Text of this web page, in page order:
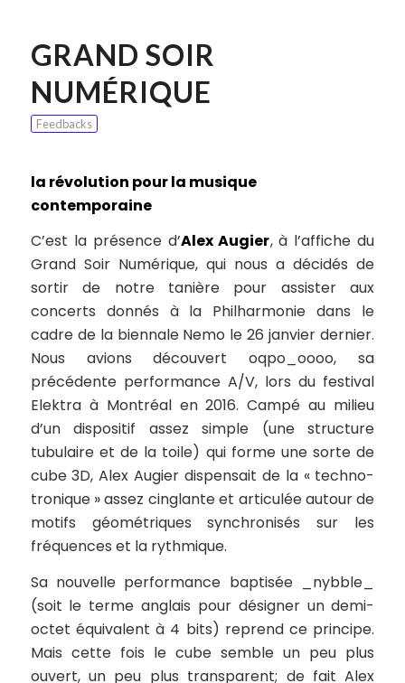
GRAND SOIR
NUMÉRIQUE
Feedbacks
la révolution pour la musique
contemporaine
C’est la présence d’Alex Augier, à l’affiche du
Grand Soir Numérique,qui nous a décidés de
sortir de notre tanière pour assister aux
concerts donnés à la Philharmonie dans le
cadre de la biennale Nemo le 26 janvier dernier.
Nous avions découvertoqpo_oooo, sa
précédente performance A/V, lors du festival
Elektra à Montréal en 2016. Campé au milieu
d’un dispositif assez simple (une structure
tubulaire et de la toile) qui forme une sorte de
cube 3D, Alex Augier dispensait de la « techno-
tronique » assez cinglante et articulée autour de
motifs géométriques synchronisés sur les
fréquences et la rythmique.
Sa nouvelle performance baptisée
_nybble_
(soit le terme anglais pour désigner un demi-
octet équivalent à 4 bits) reprend ce principe.
Mais cette fois le cube semble un peu plus
ouvert, un peu plus transparent; de fait Alex